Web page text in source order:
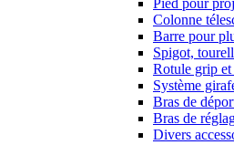
Pied pour
Colonne
Barre pour
Spigot,
Rotule grip et
Système
Bras de
Bras de
Divers